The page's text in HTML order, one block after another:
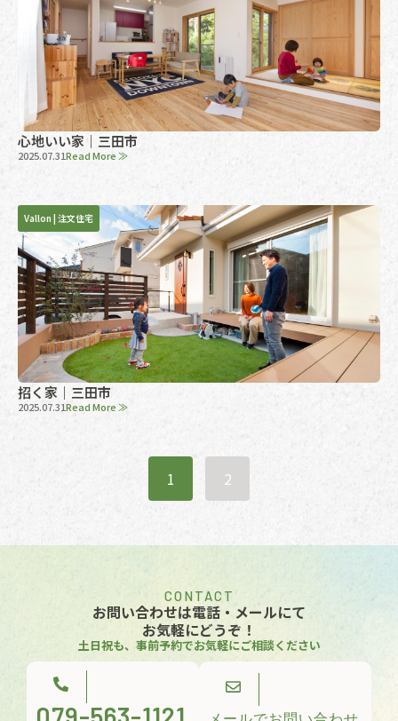
心地いい家｜三田市
2025.07.31Read More ≫
Vallon | 注文住宅
招く家｜三田市
2025.07.31Read More ≫
1 2
CONTACT
お問い合わせは電話・メールにて
お気軽にどうぞ！
土日祝も、事前予約でお気軽にご相談ください